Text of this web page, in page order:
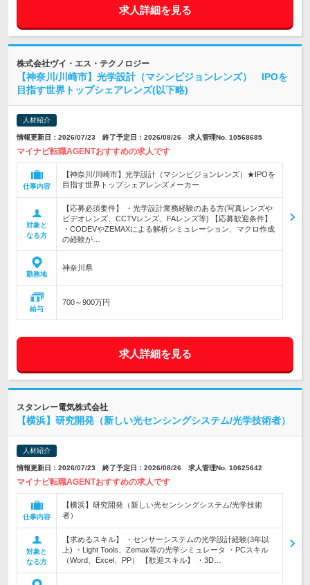
求人詳細を見る
株式会社ヴイ・エス・テクノロジー
【神奈川/川崎市】光学設計（マシンビジョンレンズ） IPOを
目指す世界トップシェアレンズ(以下略)
人材紹介
情報更新日：2026/07/23 終了予定日：2026/08/26 求人管理No. 10568685
マイナビ転職AGENTおすすめの求人です
仕事内容
【神奈川/川崎市】光学設計（マシンビジョンレンズ）★IPOを
目指す世界トップシェアレンズメーカー
対象と
なる方
【応募必須要件】 ・光学設計業務経験のある方(写真レンズや
ビデオレンズ、CCTVレンズ、FAレンズ等) 【応募歓迎条件】
・CODEVやZEMAXによる解析シミュレーション、マクロ作成
の経験が…
勤務地
神奈川県
給与
700～900万円
求人詳細を見る
スタンレー電気株式会社
【横浜】研究開発（新しい光センシングシステム/光学技術者）
人材紹介
情報更新日：2026/07/23 終了予定日：2026/08/26 求人管理No. 10625642
マイナビ転職AGENTおすすめの求人です
仕事内容
【横浜】研究開発（新しい光センシングシステム/光学技術
者）
対象と
なる方
【求めるスキル】 ・センサーシステムの光学設計経験(3年以
上) ・Light Tools、Zemax等の光学シミュレータ ・PCスキル
（Word、Excel、PP） 【歓迎スキル】 ・3D…